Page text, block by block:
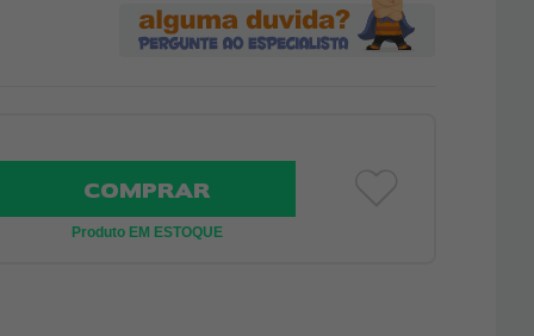
COMPRAR
Produto EM ESTOQUE